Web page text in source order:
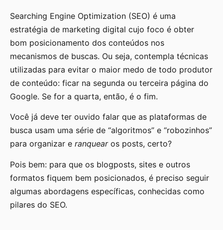
Searching Engine Optimization (SEO) é uma
estratégia de marketing digital cujo foco é obter
bom posicionamento dos conteúdos nos
mecanismos de buscas. Ou seja, contempla técnicas
utilizadas para evitar o maior medo de todo produtor
de conteúdo: ficar na segunda ou terceira página do
Google. Se for a quarta, então, é o fim.
Você já deve ter ouvido falar que as plataformas de
busca usam uma série de “algoritmos” e “robozinhos”
para organizar e ranquear os posts, certo?
Pois bem: para que os blogposts, sites e outros
formatos fiquem bem posicionados, é preciso seguir
algumas abordagens específicas, conhecidas como
pilares do SEO.